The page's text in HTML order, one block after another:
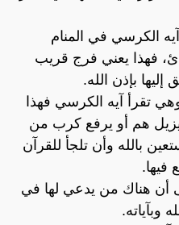
آيه الكرسي في المنام
فهذا يعني فرج قريب
بإذن الله.
تقرأ آيه الكرسي فهذا
هم أو يرفع كرب من
بالله وأن تلجأ للقرآن
فيها.
أن هناك من يدعي لها في
وبآياته.